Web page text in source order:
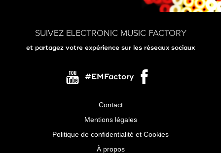
SUIVEZ ELECTRONIC MUSIC FACTORY
et partagez votre expérience sur les réseaux sociaux
#EMFactory
Contact
Mentions légales
Politique de confidentialité et Cookies
À propos